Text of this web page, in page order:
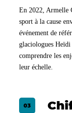
En 2022, Armelle
sport à la cause
événement de
glaciologues Heïdi
comprendre les
leur échelle.